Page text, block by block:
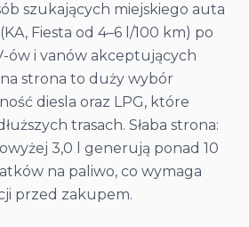
szukających miejskiego auta
Fiesta od 4–6 l/100 km) po
ów i vanów akceptujących
strona to duży wybór
diesla oraz LPG, które
trasach. Słaba strona:
3,0 l generują ponad 10
na paliwo, co wymaga
przed zakupem.